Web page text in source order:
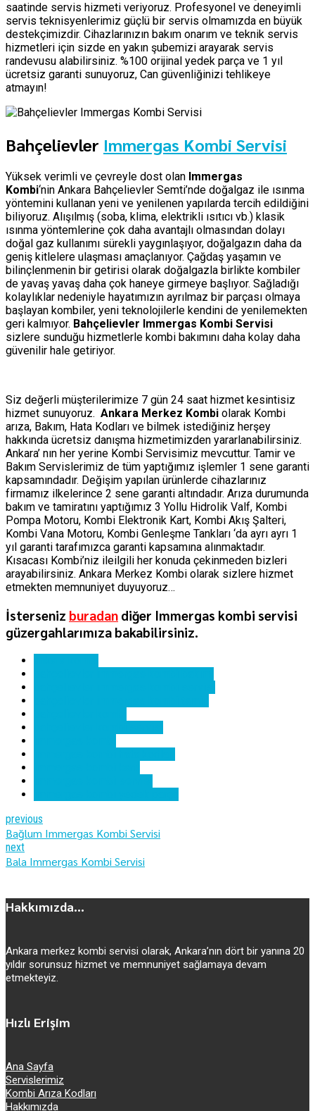
saatinde servis hizmeti veriyoruz. Profesyonel ve deneyimli
servis teknisyenlerimiz güçlü bir servis olmamızda en büyük
destekçimizdir. Cihazlarınızın bakım onarım ve teknik servis
hizmetleri için sizde en yakın şubemizi arayarak servis
randevusu alabilirsiniz. %100 orijinal yedek parça ve 1 yıl
ücretsiz garanti sunuyoruz, Can güvenliğinizi tehlikeye
atmayın!
Bahçelievler Immergas Kombi Servisi
Yüksek verimli ve çevreyle dost olan Immergas
Kombi‘nin Ankara Bahçelievler Semti’nde doğalgaz ile ısınma
yöntemini kullanan yeni ve yenilenen yapılarda tercih edildiğini
biliyoruz. Alışılmış (soba, klima, elektrikli ısıtıcı vb.) klasik
ısınma yöntemlerine çok daha avantajlı olmasından dolayı
doğal gaz kullanımı sürekli yaygınlaşıyor, doğalgazın daha da
geniş kitlelere ulaşması amaçlanıyor. Çağdaş yaşamın ve
bilinçlenmenin bir getirisi olarak doğalgazla birlikte kombiler
de yavaş yavaş daha çok haneye girmeye başlıyor. Sağladığı
kolaylıklar nedeniyle hayatımızın ayrılmaz bir parçası olmaya
başlayan kombiler, yeni teknolojilerle kendini de yenilemekten
geri kalmıyor. Bahçelievler Immergas Kombi Servisi
sizlere sunduğu hizmetlerle kombi bakımını daha kolay daha
güvenilir hale getiriyor.
Siz değerli müşterilerimize 7 gün 24 saat hizmet kesintisiz
hizmet sunuyoruz. Ankara Merkez Kombi olarak Kombi
arıza, Bakım, Hata Kodları ve bilmek istediğiniz herşey
hakkında ücretsiz danışma hizmetimizden yararlanabilirsiniz.
Ankara’ nın her yerine Kombi Servisimiz mevcuttur. Tamir ve
Bakım Servislerimiz de tüm yaptığımız işlemler 1 sene garanti
kapsamındadır. Değişim yapılan ürünlerde cihazlarınız
firmamız ilkelerince 2 sene garanti altındadır. Arıza durumunda
bakım ve tamiratını yaptığımız 3 Yollu Hidrolik Valf, Kombi
Pompa Motoru, Kombi Elektronik Kart, Kombi Akış Şalteri,
Kombi Vana Motoru, Kombi Genleşme Tankları ‘da ayrı ayrı 1
yıl garanti tarafımızca garanti kapsamına alınmaktadır.
Kısacası Kombi’niz ileilgili her konuda çekinmeden bizleri
arayabilirsiniz. Ankara Merkez Kombi olarak sizlere hizmet
etmekten memnuniyet duyuyoruz…
İsterseniz buradan diğer Immergas kombi servisi
güzergahlarımıza bakabilirsiniz.
previous
Bağlum Immergas Kombi Servisi
next
Bala Immergas Kombi Servisi
Hakkımızda...
Ankara merkez kombi servisi olarak, Ankara’nın dört bir yanına 20
yıldır sorunsuz hizmet ve memnuniyet sağlamaya devam
etmekteyiz.
Hızlı Erişim
Ana Sayfa
Servislerimiz
Kombi Arıza Kodları
Hakkımızda